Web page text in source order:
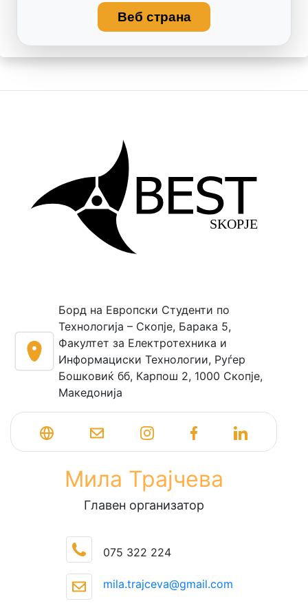
Веб страна
Борд на Европски Студенти по
Технологија – Скопје, Барака 5,
Факултет за Електротехника и
Информациски Технологии, Руѓер
Бошковиќ бб, Карпош 2, 1000 Скопје,
Македонија
Мила Трајчева
Главен организатор
075 322 224
mila.trajceva@gmail.com